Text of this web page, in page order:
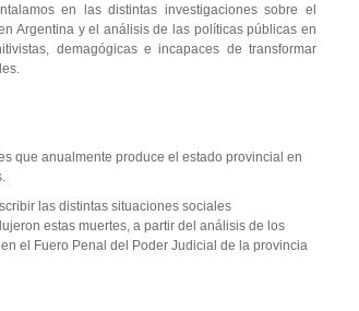
en las distintas investigaciones sobre el
Argentina y el análisis de las políticas públicas en
demagógicas e incapaces de transformar
que anualmente produce el estado provincial en
las distintas situaciones sociales
estas muertes, a partir del análisis de los
el Fuero Penal del Poder Judicial de la provincia